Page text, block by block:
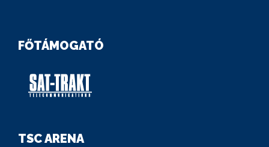
FŐTÁMOGATÓ
TSC ARENA